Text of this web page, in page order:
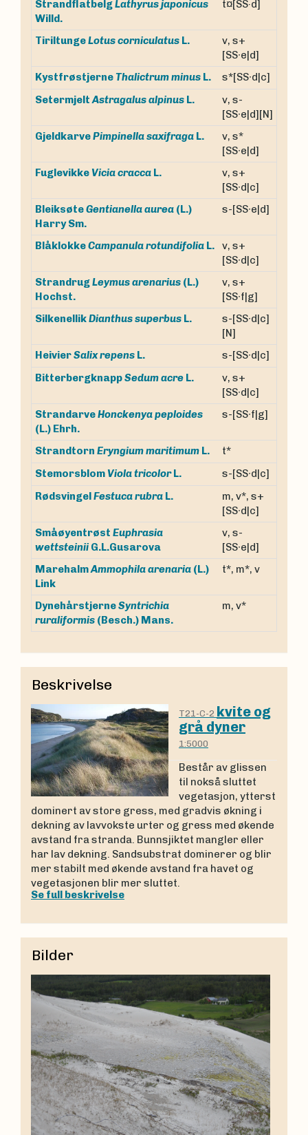
StrandflatbelgLathyrus japonicus
Willd.
t¤[SS·d]
TiriltungeLotus corniculatus L.
v, s+
[SS∙e|d]
KystfrøstjerneThalictrum minus L.
s*[SS∙d|c]
Setermjelt Astragalus alpinus L.
v, s-
[SS∙e|d][N]
GjeldkarvePimpinella saxifraga L.
v, s*
[SS∙e|d]
FuglevikkeVicia cracca L.
v, s+
[SS∙d|c]
BleiksøteGentianella aurea (L.)
Harry Sm.
s-[SS∙e|d]
BlåklokkeCampanula rotundifolia L.
v, s+
[SS∙d|c]
StrandrugLeymus arenarius (L.)
Hochst.
v, s+
[SS∙f|g]
SilkenellikDianthus superbus L.
s-[SS∙d|c]
[N]
HeivierSalix repens L.
s-[SS∙d|c]
BitterbergknappSedum acre L.
v, s+
[SS∙d|c]
StrandarveHonckenya peploides
(L.) Ehrh.
s-[SS∙f|g]
Strandtorn Eryngium maritimum L.
t*
StemorsblomViola tricolor L.
s-[SS∙d|c]
RødsvingelFestuca rubra L.
m, v*, s+
[SS∙d|c]
Småøyentrøst Euphrasia
wettsteinii G.L.Gusarova
v, s-
[SS∙e|d]
MarehalmAmmophila arenaria (L.)
Link
t*, m*, v
DynehårstjerneSyntrichia
ruraliformis (Besch.) Mans.
m, v*
Beskrivelse
T21-C-2 kvite og
grå dyner
1:5000
Består av glissen
til nokså sluttet
vegetasjon, ytterst
dominert av store gress, med gradvis økning i
dekning av lavvokste urter og gress med økende
avstand fra stranda. Bunnsjiktet mangler eller
har lav dekning. Sandsubstrat dominerer og blir
mer stabilt med økende avstand fra havet og
vegetasjonen blir mer sluttet.
Se full beskrivelse
Bilder